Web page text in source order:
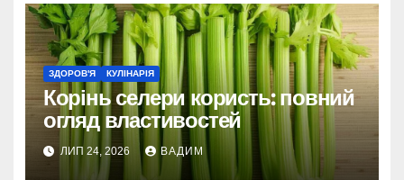
ЗДОРОВ'Я КУЛІНАРІЯ
Корінь селери користь: повний
огляд властивостей
ЛИП 24, 2026 ВАДИМ